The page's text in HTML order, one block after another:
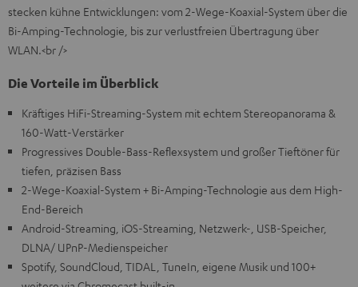
stecken kühne Entwicklungen: vom 2-Wege-Koaxial-System über die
Bi-Amping-Technologie, bis zur verlustfreien Übertragung über
WLAN.<br />
Die Vorteile im Überblick
Kräftiges HiFi-Streaming-System mit echtem Stereopanorama &
160-Watt-Verstärker
Progressives Double-Bass-Reflexsystem und großer Tieftöner für
tiefen, präzisen Bass
2-Wege-Koaxial-System + Bi-Amping-Technologie aus dem High-
End-Bereich
Android-Streaming, iOS-Streaming, Netzwerk-, USB-Speicher,
DLNA/ UPnP-Medienspeicher
Spotify, SoundCloud, TIDAL, TuneIn, eigene Musik und 100+